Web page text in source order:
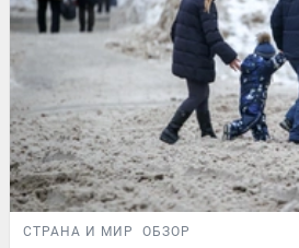
СТРАНА И МИР ОБЗОР